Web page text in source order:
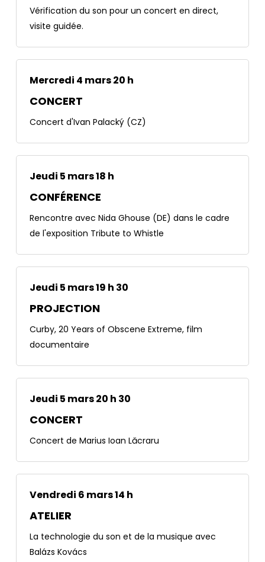
Vérification du son pour un concert en direct,
visite guidée.
Mercredi 4 mars 20 h
CONCERT
Concert d'Ivan Palacký (CZ)
Jeudi 5 mars 18 h
CONFÉRENCE
Rencontre avec Nida Ghouse (DE) dans le cadre
de l'exposition Tribute to Whistle
Jeudi 5 mars 19 h 30
PROJECTION
Curby, 20 Years of Obscene Extreme, film
documentaire
Jeudi 5 mars 20 h 30
CONCERT
Concert de Marius Ioan Lăcraru
Vendredi 6 mars 14 h
ATELIER
La technologie du son et de la musique avec
Balázs Kovács